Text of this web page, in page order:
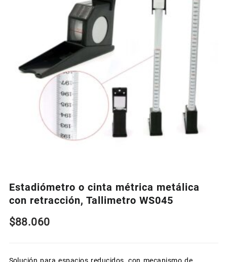
Estadiómetro o cinta métrica metálica
con retracción, Tallimetro WS045
$88.060
Solución para espacios reducidos, con mecanismo de